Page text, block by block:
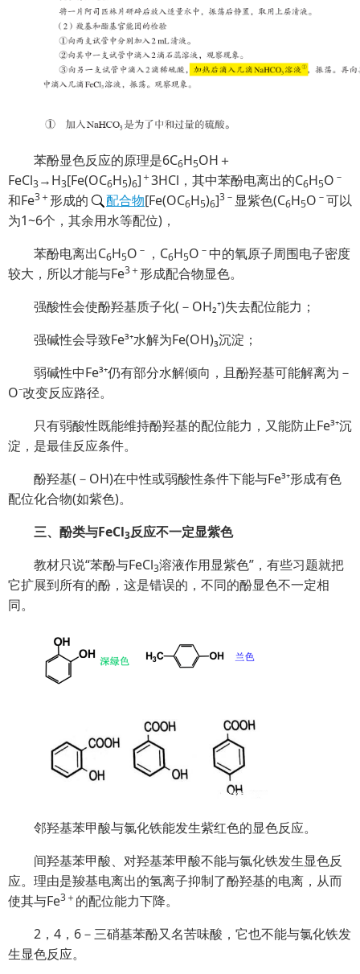
苯酚显色反应的原理是6C6H5OH＋
FeCl3→H3[Fe(OC6H5)6] ＋3HCl，其中苯酚电离出的C6H5O －
和Fe3＋形成的 配合物[Fe(OC6H5)6]3－ 显紫色(C6H5O －可以
为1~6个，其余用水等配位)，
苯酚电离出C6H5O － ，C6H5O － 中的氧原子周围电子密度
较大，所以才能与Fe3＋形成配合物显色。
强酸性会使酚羟基质子化(－OH₂⁺)失去配位能力；
强碱性会导致Fe³⁺水解为Fe(OH)₃沉淀；
弱碱性中Fe³⁺仍有部分水解倾向，且酚羟基可能解离为－
O⁻改变反应路径。
只有弱酸性既能维持酚羟基的配位能力，又能防止Fe³⁺沉
淀，是最佳反应条件。
酚羟基(－OH)在中性或弱酸性条件下能与Fe³⁺形成有色
配位化合物(如紫色)。
三、酚类与FeCl3反应不一定显紫色
教材只说“苯酚与FeCl3溶液作用显紫色”，有些习题就把
它扩展到所有的酚，这是错误的，不同的酚显色不一定相
同。
邻羟基苯甲酸与氯化铁能发生紫红色的显色反应。
间羟基苯甲酸、对羟基苯甲酸不能与氯化铁发生显色反
应。理由是羧基电离出的氢离子抑制了酚羟基的电离，从而
使其与Fe3＋ 的配位能力下降。
2，4，6－三硝基苯酚又名苦味酸，它也不能与氯化铁发
生显色反应。